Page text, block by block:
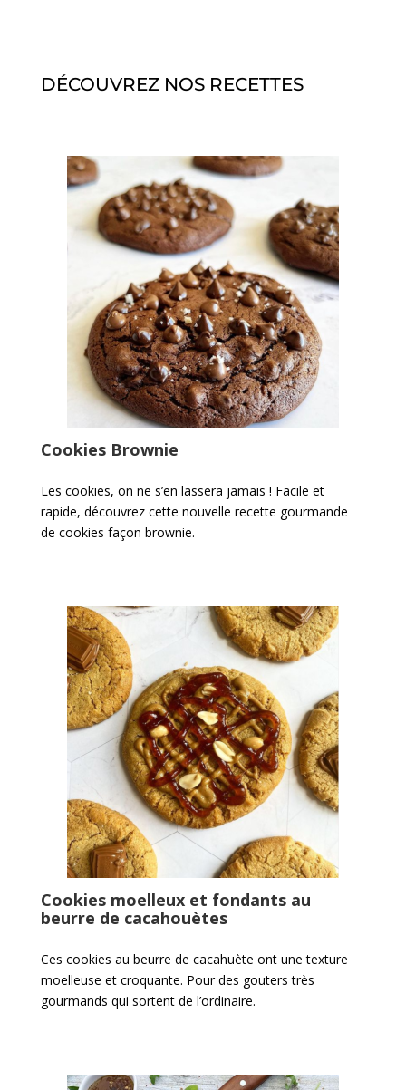
DÉCOUVREZ NOS RECETTES
Cookies Brownie
Les cookies, on ne s’en lassera jamais ! Facile et
rapide, découvrez cette nouvelle recette gourmande
de cookies façon brownie.
Cookies moelleux et fondants au
beurre de cacahouètes
Ces cookies au beurre de cacahuète ont une texture
moelleuse et croquante. Pour des gouters très
gourmands qui sortent de l’ordinaire.